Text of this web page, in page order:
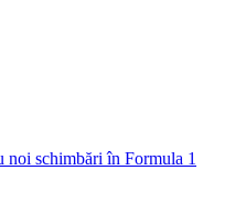
noi schimbări în Formula 1